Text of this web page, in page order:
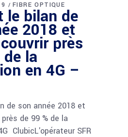
FIBRE OPTIQUE
le bilan de
2018 et
près
de la
en 4G –
de son année 2018 et
de 99 % de la
ClubicL'opérateur SFR